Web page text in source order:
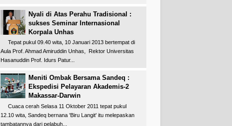
Nyali di Atas Perahu Tradisional :
sukses Seminar Internasional
Korpala Unhas
Tepat pukul 09.40 wita, 10 Januari 2013 bertempat di
Aula Prof. Ahmad Amiruddin Unhas, Rektor Universitas
Hasanuddin Prof. Idurs Patur...
Meniti Ombak Bersama Sandeq :
Ekspedisi Pelayaran Akademis-2
Makassar-Darwin
Cuaca cerah Selasa 11 Oktober 2011 tepat pukul
12.10 wita, Sandeq bernana 'Biru Langit' itu melepaskan
tambatannya dari pelabuh...